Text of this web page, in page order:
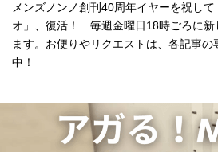
メンズノンノ創刊40周年イヤーを祝し
オ」、復活！ 毎週金曜日18時ごろに新
ます。お便りやリクエストは、各記事
中！